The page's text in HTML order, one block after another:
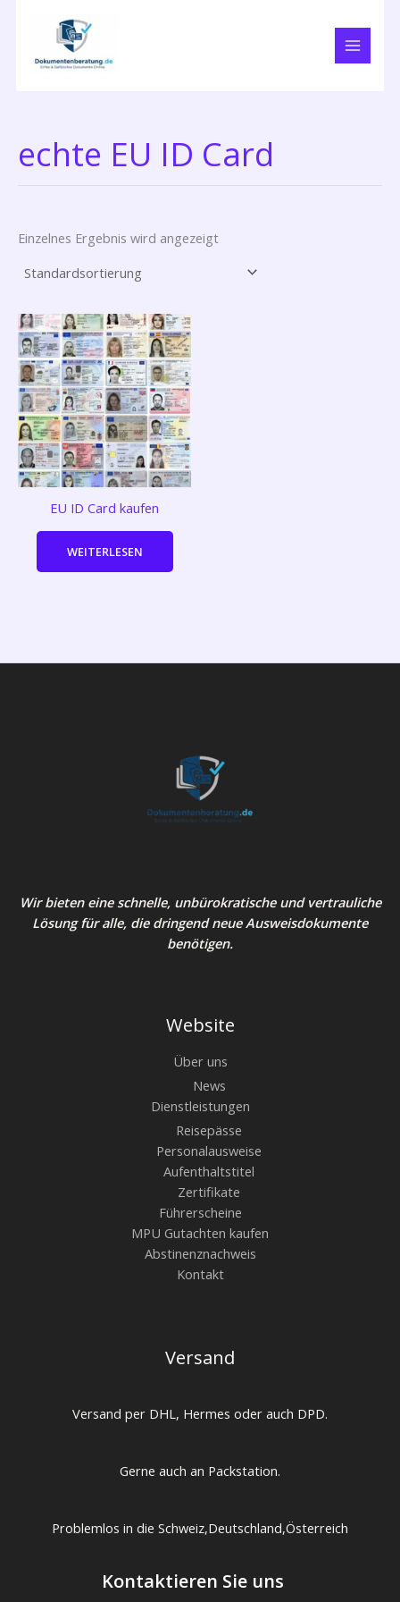
echte EU ID Card
Einzelnes Ergebnis wird angezeigt
EU ID Card kaufen
WEITERLESEN
Wir bieten eine schnelle, unbürokratische und vertrauliche
Lösung für alle, die dringend neue Ausweisdokumente
benötigen.
Website
Über uns
News
Dienstleistungen
Reisepässe
Personalausweise
Aufenthaltstitel
Zertifikate
Führerscheine
MPU Gutachten kaufen
Abstinenznachweis
Kontakt
Versand
Versand per DHL, Hermes oder auch DPD.
Gerne auch an Packstation.
Problemlos in die Schweiz,Deutschland,Österreich
Kontaktieren Sie uns